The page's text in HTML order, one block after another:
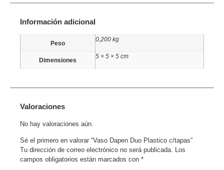
Información adicional
Peso
0,200 kg
Dimensiones
5 × 5 × 5 cm
Valoraciones
No hay valoraciones aún.
Sé el primero en valorar “Vaso Dapen Duo Plastico c/tapas”
Tu dirección de correo electrónico no será publicada. Los
campos obligatorios están marcados con *